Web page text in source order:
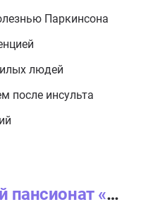
Паркинсона
людей
после инсульта
«Берегиня» в Троицке